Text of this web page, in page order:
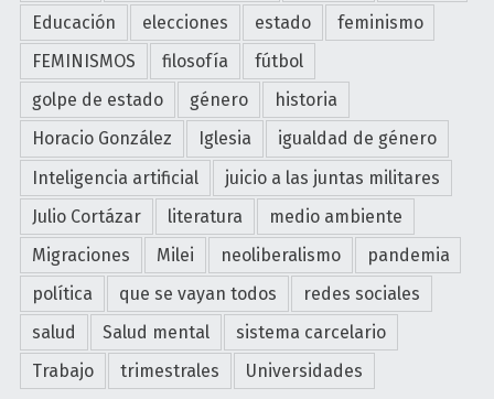
Educación
elecciones estado
feminismo
FEMINISMOS
filosofía
fútbol
golpe de estado
género
historia
Horacio González
Iglesia
igualdad de género
Inteligencia artificial
juicio a las juntas militares
Julio Cortázar
literatura
medio ambiente
Migraciones
Milei neoliberalismo
pandemia
política
que se vayan todos
redes sociales
salud
Salud mental
sistema carcelario
Trabajo
trimestrales Universidades